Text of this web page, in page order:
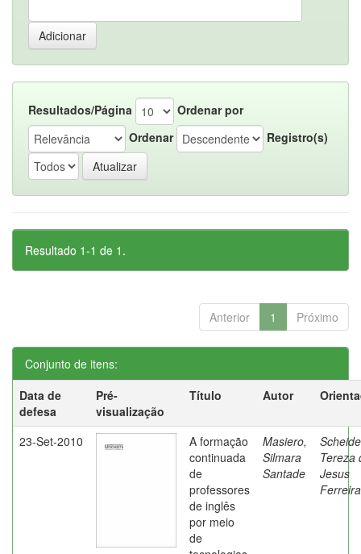
Resultados/Página
Ordenar por
Ordenar
Registro(s)
Resultado 1-1 de 1.
Anterior 1 Próximo
Conjunto de itens:
Data de
defesa
Pré-
visualização
Título Autor
23-Set-2010
A formação
continuada
de
professores
de inglês
por meio
de
Masiero,
Silmara
Santade
Tereza
Jesus
Ferreira